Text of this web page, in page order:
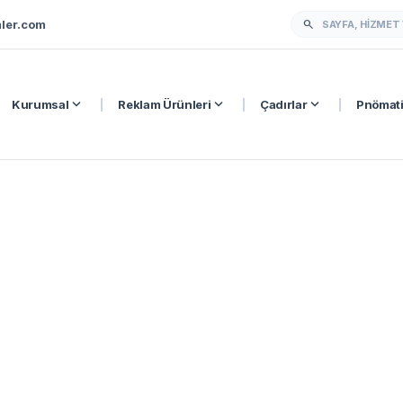
search
Kurumsal expand_more Reklam Ürünleri expand_more Çadırlarexpand_more